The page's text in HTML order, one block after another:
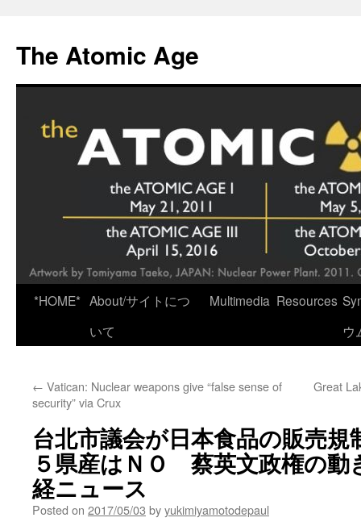
content
The Atomic Age
*HOME* About/サイトにつ
いて
Multimedia Resources
ウ
← Vatican: Nuclear weapons give “false sense of
security” via Crux
Great
台北市議会が日本食品の販売
５県産はＮＯ 蔡英文政権の
経ニュース
Posted on 2017/05/03 byyukimiyamotodepaul